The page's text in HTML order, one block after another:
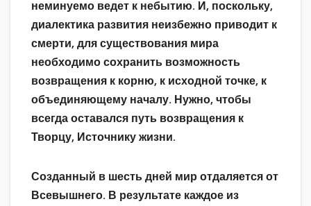
неминуемо ведет к небытию. И, поскольку,
диалектика развития неизбежно приводит к
смерти, для существования мира
необходимо сохранить возможность
возвращения к корню, к исходной точке, к
объединяющему началу. Нужно, чтобы
всегда оставался путь возвращения к
Творцу, Источнику жизни.
Созданный в шесть дней мир отдаляется от
Всевышнего. В результате каждое из